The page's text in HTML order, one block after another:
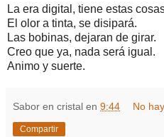
La era digital, tiene estas
El olor a tinta, se disipará.
Las bobinas, dejaran de girar.
Creo que ya, nada será igual.
Animo y suerte.
Sabor en cristal en 9:44 No
Compartir